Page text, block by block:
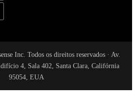
Inc. Todos os direitos reservados · Av.
4, Sala 402, Santa Clara, Califórnia
95054, EUA